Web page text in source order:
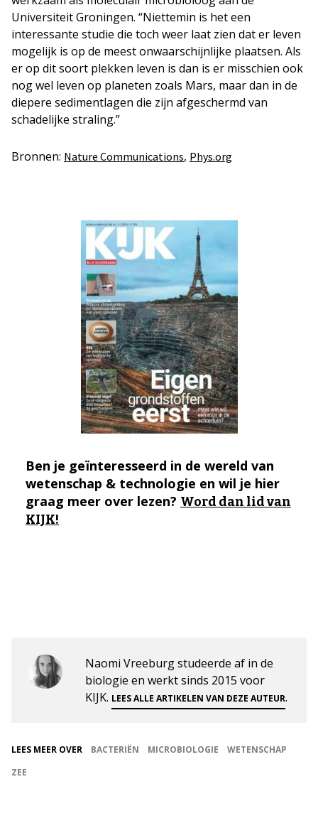
Universiteit Groningen. “Niettemin is het een
interessante studie die toch weer laat zien dat er leven
mogelijk is op de meest onwaarschijnlijke plaatsen. Als
er op dit soort plekken leven is dan is er misschien ook
nog wel leven op planeten zoals Mars, maar dan in de
diepere sedimentlagen die zijn afgeschermd van
schadelijke straling.”
Bronnen: Nature Communications, Phys.org
Ben je geïnteresseerd in de wereld van
wetenschap & technologie en wil je hier
graag meer over lezen? Word dan lid van
KIJK!
Naomi Vreeburg studeerde af in de
biologie en werkt sinds 2015 voor
KIJK. LEES ALLE ARTIKELEN VAN DEZE AUTEUR.
LEES MEER OVER BACTERIËN MICROBIOLOGIE
WETENSCHAP
ZEE